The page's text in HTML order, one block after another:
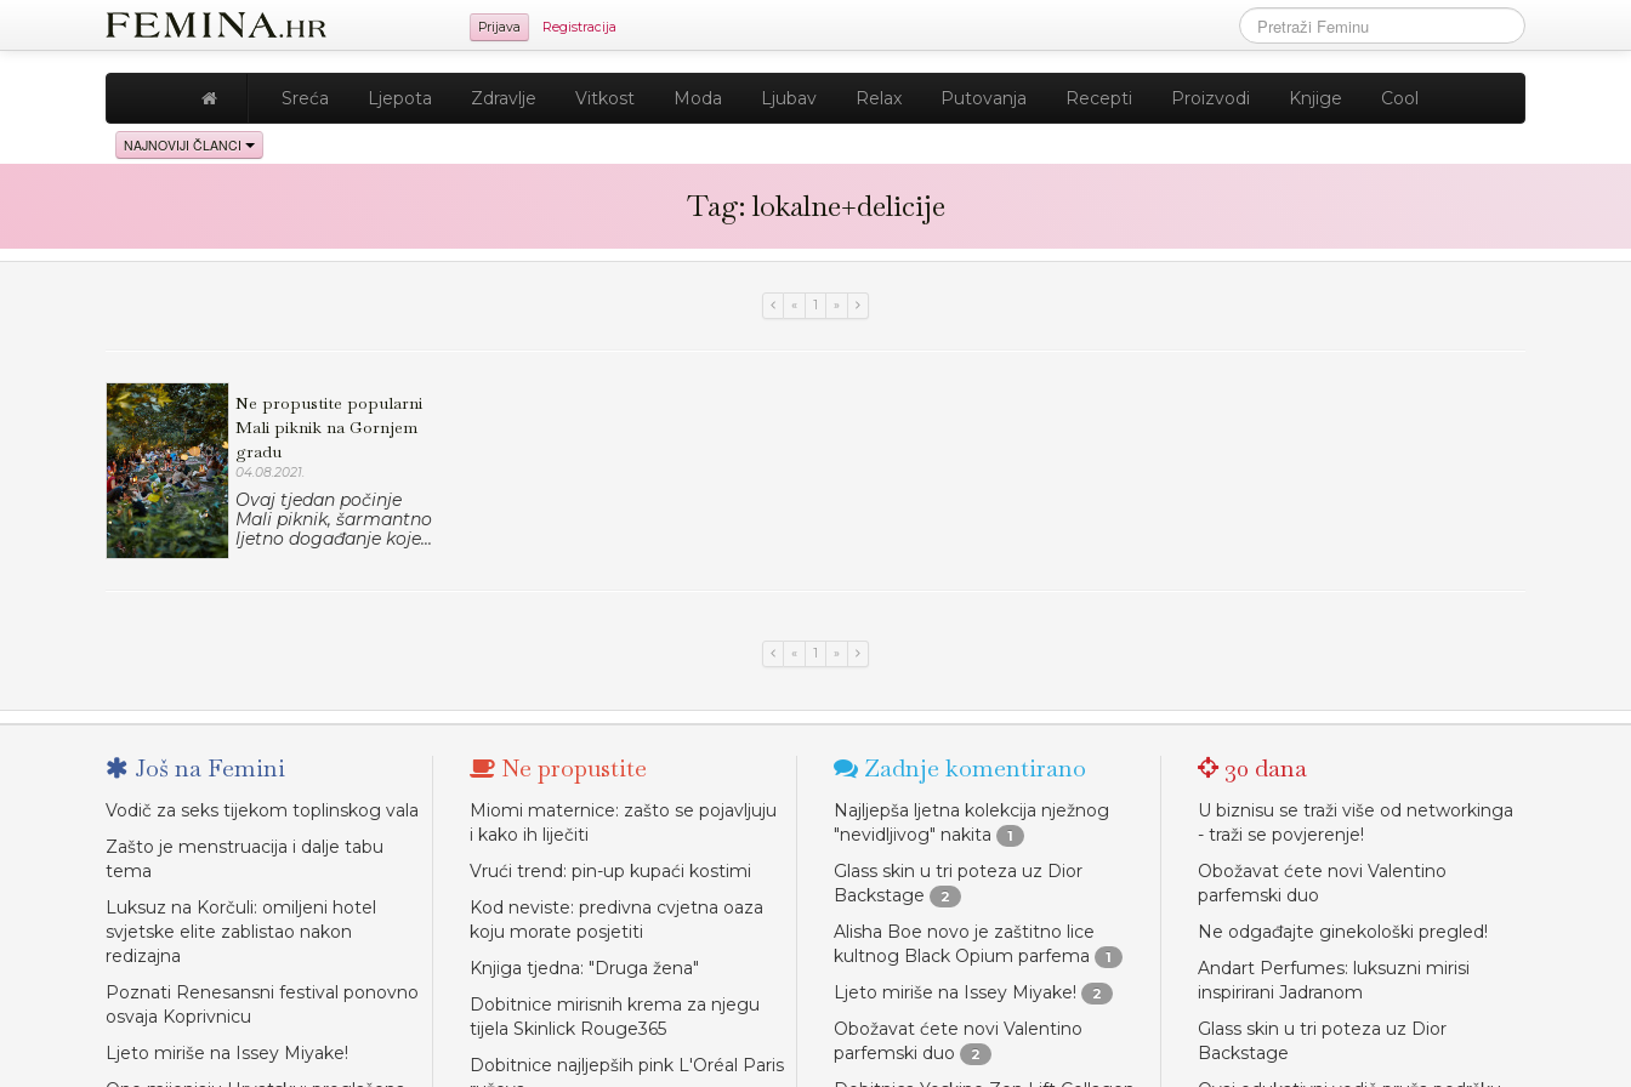
Prijava Registracija
Sreća Ljepota Zdravlje Vitkost Moda Ljubav Relax Putovanja Recepti Proizvodi Knjige Cool
NAJNOVIJI ČLANCI
Tag: lokalne+delicije
« 1 »
Ne propustite popularni
Mali piknik na Gornjem
gradu
04.08.2021.
Ovaj tjedan počinje
Mali piknik, šarmantno
ljetno događanje koje...
« 1 »
Još na Femini
Vodič za seks tijekom toplinskog vala
Zašto je menstruacija i dalje tabu
tema
Luksuz na Korčuli: omiljeni hotel
svjetske elite zablistao nakon
redizajna
Poznati Renesansni festival ponovno
osvaja Koprivnicu
Ljeto miriše na Issey Miyake!
Ne propustite
Miomi maternice: zašto se pojavljuju
i kako ih liječiti
Vrući trend: pin-up kupaći kostimi
Kod neviste: predivna cvjetna oaza
koju morate posjetiti
Knjiga tjedna: "Druga žena"
Dobitnice mirisnih krema za njegu
tijela Skinlick Rouge365
Dobitnice najljepših pink L'Oréal Paris
Zadnje komentirano
Najljepša ljetna kolekcija nježnog
"nevidljivog" nakita
1
Glass skin u tri poteza uz Dior
Backstage
2
Alisha Boe novo je zaštitno lice
kultnog Black Opium parfema
1
Ljeto miriše na Issey Miyake! 2
Obožavat ćete novi Valentino
parfemski duo
2
30 dana
U biznisu se traži više od networkinga
- traži se povjerenje!
Obožavat ćete novi Valentino
parfemski duo
Ne odgađajte ginekološki pregled!
Andart Perfumes: luksuzni mirisi
inspirirani Jadranom
Glass skin u tri poteza uz Dior
Backstage